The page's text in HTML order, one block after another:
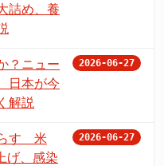
詰め、養
？ニュー
日本が今
解説
2026-06-27
らす 米
げ、感染
2026-06-27